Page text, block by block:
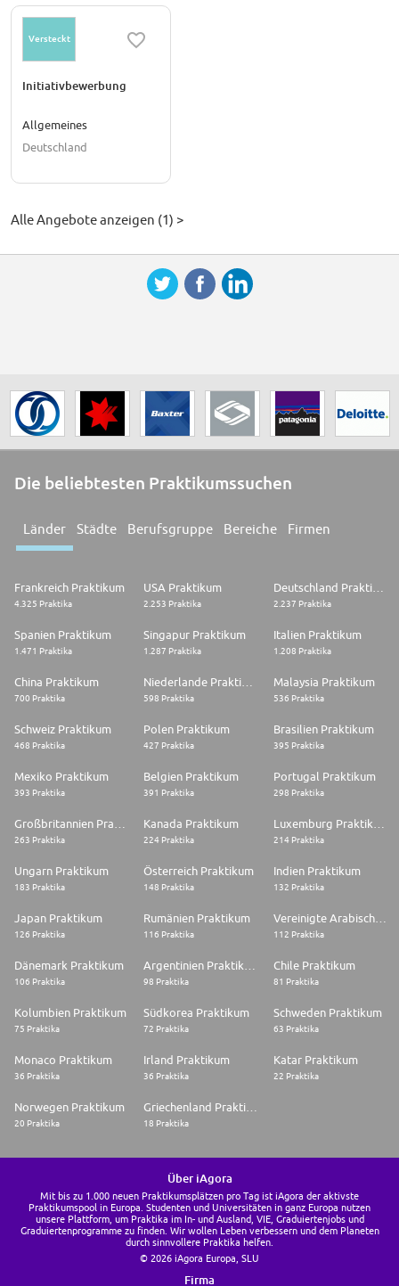
Versteckt
Initiativbewerbung
Allgemeines
Deutschland
Alle Angebote anzeigen (1) >
Die beliebtesten Praktikumssuchen
Länder Städte Berufsgruppe Bereiche Firmen
Frankreich Praktikum
4.325 Praktika
USA Praktikum
2.253 Praktika
Deutschland Praktikum
2.237 Praktika
Spanien Praktikum
1.471 Praktika
Singapur Praktikum
1.287 Praktika
Italien Praktikum
1.208 Praktika
China Praktikum
700 Praktika 598 Praktika
Malaysia Praktikum
536 Praktika
Schweiz Praktikum
468 Praktika
Polen Praktikum
427 Praktika
Brasilien Praktikum
395 Praktika
Mexiko Praktikum
393 Praktika
Belgien Praktikum
391 Praktika
Portugal Praktikum
298 Praktika
263 Praktika
Kanada Praktikum
224 Praktika 214 Praktika
Ungarn Praktikum
183 Praktika
Österreich Praktikum
148 Praktika
Indien Praktikum
132 Praktika
Japan Praktikum
126 Praktika
Rumänien Praktikum
116 Praktika
Vereinigte Arabische Emirate Praktikum
112 Praktika
Dänemark Praktikum
106 Praktika 98 Praktika
Chile Praktikum
81 Praktika
Kolumbien Praktikum
75 Praktika
Südkorea Praktikum
72 Praktika
Schweden Praktikum
63 Praktika
Monaco Praktikum
36 Praktika
Irland Praktikum
36 Praktika
Katar Praktikum
22 Praktika
Norwegen Praktikum
20 Praktika 18 Praktika
Über iAgora
Mit bis zu 1.000 neuen Praktikumsplätzen pro Tag ist iAgora der aktivste
Praktikumspool in Europa. Studenten und Universitäten in ganz Europa nutzen
unsere Plattform, um Praktika im In- und Ausland, VIE, Graduiertenjobs und
Graduiertenprogramme zu finden. Wir wollen Leben verbessern und dem Planeten
durch sinnvollere Praktika helfen.
© 2026 iAgora Europa, SLU
Firma